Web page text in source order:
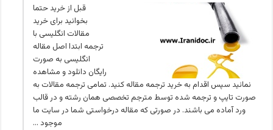
قبل از خرید حتما
بخوانید برای خرید
مقالات انگلیسی با
ترجمه ابتدا اصل مقاله
انگلیسی به صورت
رایگان دانلود و مشاهده
نمائید سپس اقدام به خرید ترجمه مقاله کنید. تمامی ترجمه مقالات به
صورت تایپ و ترجمه شده توسط مترجم تخصصی همان رشته و در قالب
ورد آماده می باشند. در صورتی که مقاله درخواستی شما در سایت ما
موجود …